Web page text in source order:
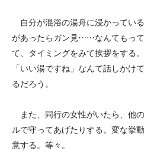
自分が混浴の湯舟に浸かってい
があったらガン見⋯⋯なんてもっ
て、タイミングをみて挨拶をする
「いい湯ですね」なんて話しかけ
るだろう。
また、同行の女性がいたら、他
ルで守ってあげたりする。変な挙
意する。等々。